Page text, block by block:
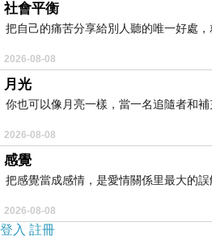
社會平衡
把自己的痛苦分享給別人聽的唯一好處，
2026-08-08
月光
你也可以像月亮一樣，當一名追隨者和補
2026-08-08
感覺
把感覺當成感情，是愛情關係里最大的誤
2026-08-08
登入 註冊